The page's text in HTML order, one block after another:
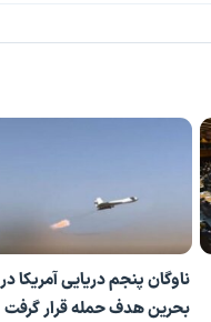
ناوگان پنجم دریایی آمریکا در
بحرین هدف حمله قرار گرفت